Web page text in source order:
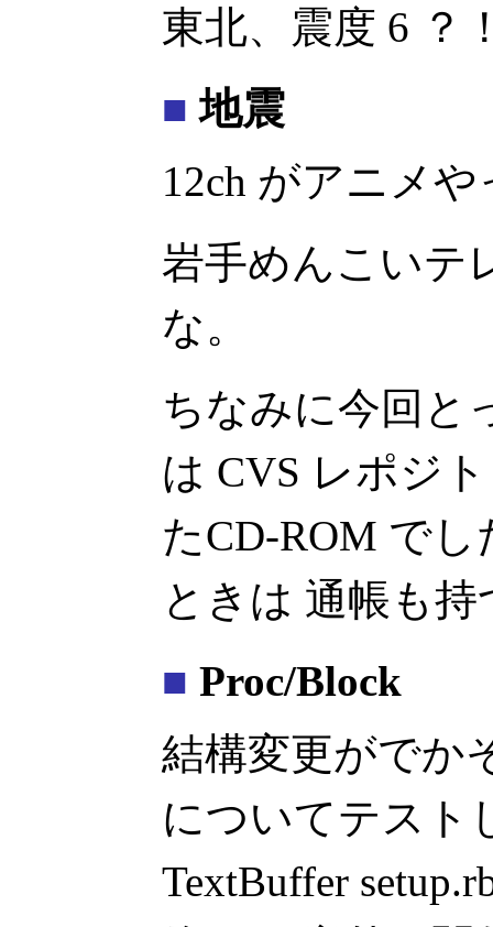
東北、震度 6 ？
■ 地震
12ch がアニメ
岩手めんこいテ
な。
ちなみに今回と
は CVS レポジ
たCD-ROM で
ときは 通帳も
■ Proc/Block
結構変更がでか
についてテスト
TextBuffer